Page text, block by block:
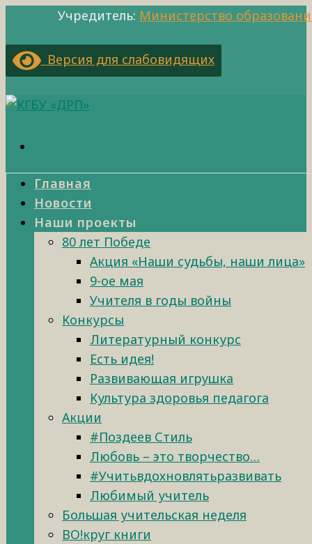
Учредитель: Министерство
Версия для слабовидящих
Главная
Новости
Наши проекты
80 лет Победе
Акция «Наши судьбы, наши лица»
9-ое мая
Учителя в годы войны
Конкурсы
Литературный конкурс
Есть идея!
Развивающая игрушка
Культура здоровья педагога
Акции
#Поздеев Стиль
Любовь – это творчество…
#Учитьвдохновлятьразвивать
Любимый учитель
Большая учительская неделя
ВО!круг книги